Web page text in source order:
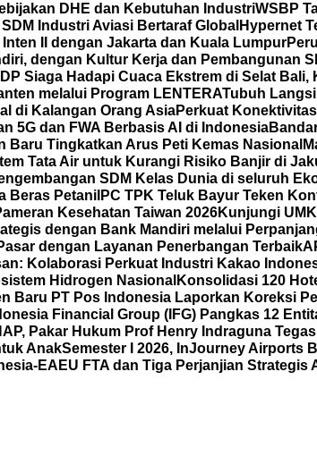
DHE dan Kebutuhan IndustriWSBP
Industri Aviasi Bertaraf Global Hypernet
II dengan Jakarta dan Kuala Lumpur
dengan Kultur Kerja dan Pembangunan
Siaga Hadapi Cuaca Ekstrem di Selat Bali,
melalui Program LENTERATubuh
di Kalangan Orang AsiaPerkuat
5G dan FWA Berbasis AI di Indonesia
Baru Tingkatkan Arus Peti Kemas Nasional
Tata Air untuk Kurangi Risiko Banjir di
SDM Kelas Dunia di seluruh
Beras Petani IPC TPK Teluk Bayur Teken
Kesehatan Taiwan 2026Kunjungi
dengan Bank Mandiri melalui
dengan Layanan Penerbangan Terbaik
Kolaborasi Perkuat Industri Kakao
Hidrogen Nasional Konsolidasi 120
Baru PT Pos Indonesia Laporkan Koreksi
Financial Group (IFG) Pangkas 12
Pakar Hukum Prof Henry Indraguna
AnakSemester I 2026, InJourney Airports
EAEU FTA dan Tiga Perjanjian Strategis